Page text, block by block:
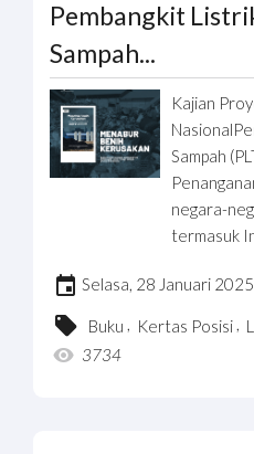
Pembangkit
Sampah...
Kajian
Sampah
negara-
termasuk
Selasa, 28 Januari 2025
Buku , Kertas Posisi ,
3734